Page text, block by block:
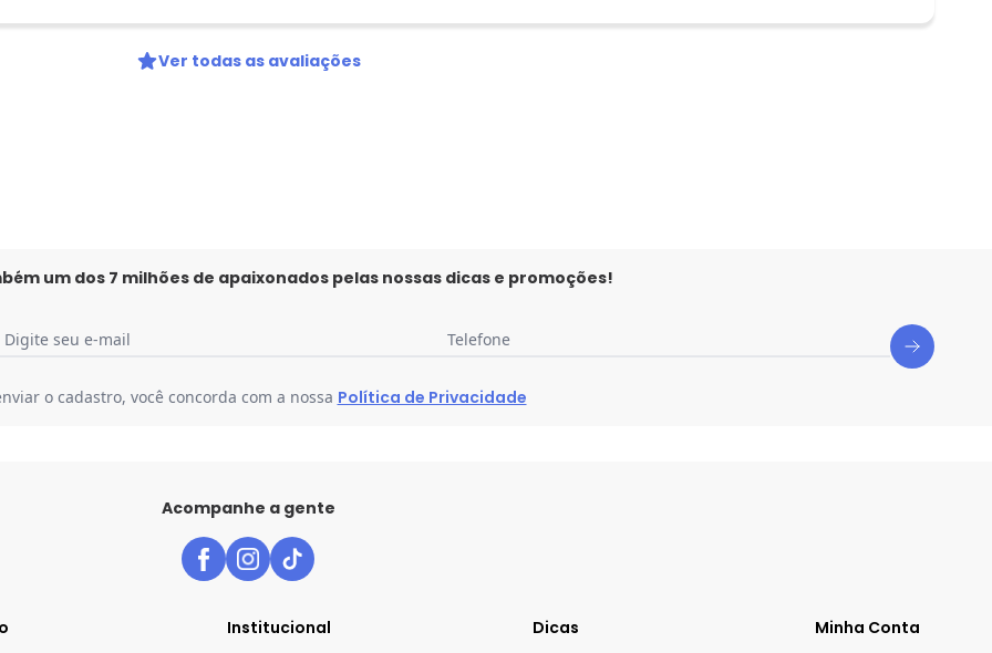
Ver todas as avaliações
um dos 7 milhões de apaixonados pelas nossas dicas e promoções!
Digite seu e-mail Telefone
o cadastro, você concorda com a nossa Política de Privacidade
Acompanhe a gente
Institucional Dicas Minha Conta